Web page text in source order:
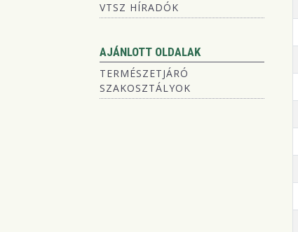
VTSZ HÍRADÓK
AJÁNLOTT OLDALAK
TERMÉSZETJÁRÓ
SZAKOSZTÁLYOK